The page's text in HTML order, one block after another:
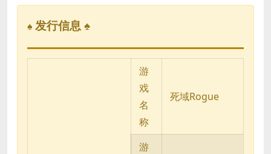
♠ 发行信息 ♠
游
戏
名
称
死域Rogue
游